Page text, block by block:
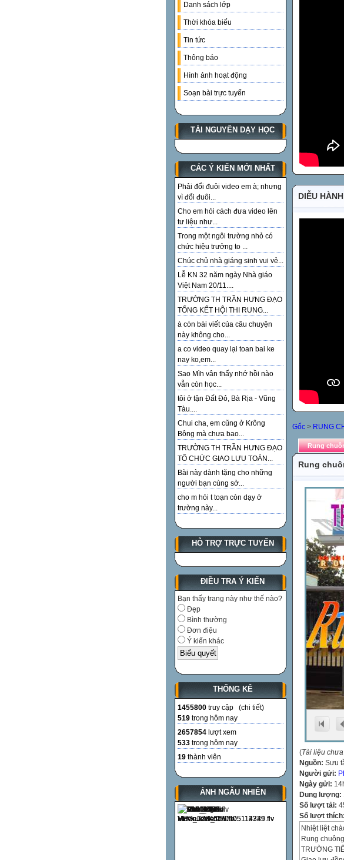
Danh sách lớp
Thời khóa biểu
Tin tức
Thông báo
Hình ảnh hoạt động
Soạn bài trực tuyến
TÀI NGUYÊN DẠY HỌC
CÁC Ý KIẾN MỚI NHẤT
Phải đổi đuôi video em à; nhưng
vì đổi đuôi...
Cho em hỏi cách đưa video lên
tư liệu như...
Trong một ngôi trường nhỏ có
chức hiệu trưởng to ...
Chúc chủ nhà giáng sinh vui vẻ...
Lễ KN 32 năm ngày Nhà giáo
Việt Nam 20/11....
TRƯỜNG TH TRẦN HƯNG ĐẠO
TỔNG KẾT HỘI THI RUNG...
à còn bài viết của câu chuyện
này không cho...
a co video quay lại toan bai ke
nay ko,em...
Sao Mìh vân thấy nhớ hồi nào
vẫn còn học...
tôi ở tận Đất Đỏ, Bà Rịa - Vũng
Tàu....
Chui cha, em cũng ở Krông
Bông mà chưa bao...
TRƯỜNG TH TRẦN HƯNG ĐẠO
TỔ CHỨC GIAO LƯU TOÁN...
Bài này dành tặng cho những
người bạn cùng sở...
cho m hỏi t toạn còn dạy ở
trường này...
HỖ TRỢ TRỰC TUYẾN
ĐIỀU TRA Ý KIẾN
Bạn thấy trang này như thế nào?
Đẹp
Bình thường
Đơn điệu
Ý kiến khác
THỐNG KÊ
1455800 truy cập (chi tiết)
519 trong hôm nay
2657854 lượt xem
533 trong hôm nay
19 thành viên
ẢNH NGẪU NHIÊN
DIỄU
Gốc > RUNG
Rung
Rung
(Tài liệu
Nguồn: Sưu
Người gửi:
Ngày gửi:
Dung lượng:
Số lượt tải:
Số lượt thích:
Nhiệt liệt
Rung
TRƯỜNG